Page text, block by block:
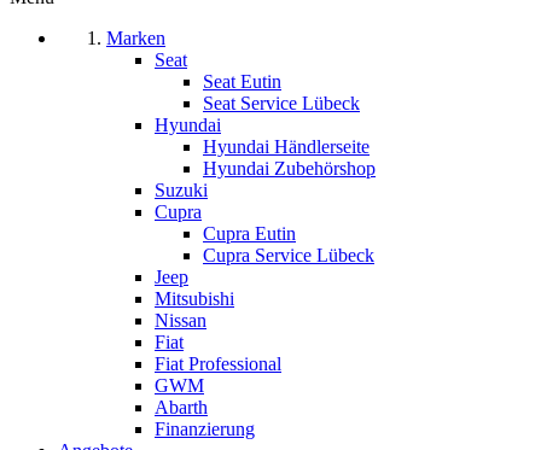
Marken
Seat
Seat Eutin
Seat Service Lübeck
Hyundai
Hyundai Händlerseite
Hyundai Zubehörshop
Suzuki
Cupra
Cupra Eutin
Cupra Service Lübeck
Jeep
Mitsubishi
Nissan
Fiat
Fiat Professional
GWM
Abarth
Finanzierung